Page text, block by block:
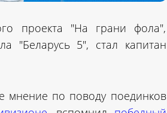
проекта "На грани фола",
"Беларусь 5", стал капитан
мнение по поводу поединков